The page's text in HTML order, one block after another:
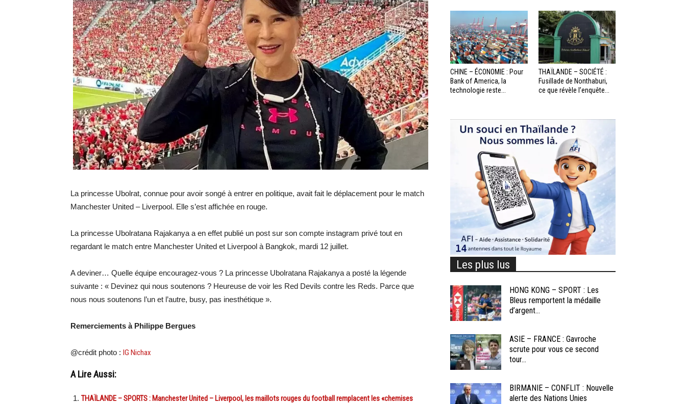
La princesse Ubolrat, connue pour avoir songé à entrer en politique, avait fait le déplacement pour le match
Manchester United – Liverpool. Elle s’est affichée en rouge.
La princesse Ubolratana Rajakanya a en effet publié un post sur son compte instagram privé tout en
regardant le match entre Manchester United et Liverpool à Bangkok, mardi 12 juillet.
A deviner… Quelle équipe encouragez-vous ? La princesse Ubolratana Rajakanya a posté la légende
suivante : « Devinez qui nous soutenons ? Heureuse de voir les Red Devils contre les Reds. Parce que
nous nous soutenons l’un et l’autre, busy, pas inesthétique ».
Remerciements à Philippe Bergues
@crédit photo : IG Nichax
A Lire Aussi:
THAÏLANDE – SPORTS : Manchester United – Liverpool, les maillots rouges du football remplacent les «chemises
CHINE – ÉCONOMIE : Pour
Bank of America, la
technologie reste...
THAÏLANDE – SOCIÉTÉ :
Fusillade de Nonthaburi,
ce que révèle l’enquête...
Les plus lus
HONG KONG – SPORT : Les
Bleus remportent la médaille
d’argent...
ASIE – FRANCE : Gavroche
scrute pour vous ce second
tour...
BIRMANIE – CONFLIT : Nouvelle
alerte des Nations Unies